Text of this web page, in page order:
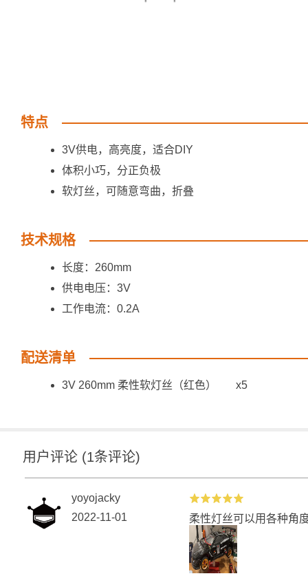
特点
3V供电，高亮度，适合DIY
体积小巧，分正负极
软灯丝，可随意弯曲，折叠
技术规格
长度：260mm
供电电压：3V
工作电流：0.2A
配送清单
3V 260mm 柔性软灯丝（红色） x5
用户评论 (1条评论)
yoyojacky
2022-11-01
柔性灯丝可以用各种角